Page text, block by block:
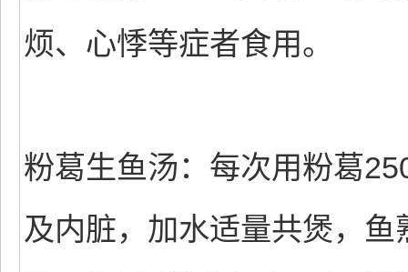
烦、心悸等症者食用。
粉葛生鱼汤：每次用粉葛
及内脏，加水适量共煲，